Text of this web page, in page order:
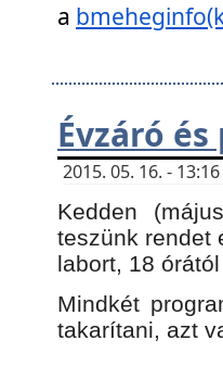
a
Évzáró
2015. 05. 16. -
Kedden
teszünk rendet
labort, 18
Mindkét
takarítani, azt